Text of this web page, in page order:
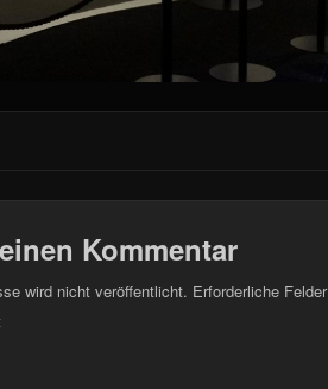
Kommentar
wird nicht veröffentlicht. Erforderliche Felder